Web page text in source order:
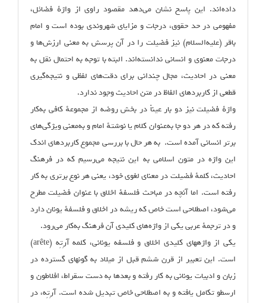
داده‌اند. این پاسخ نشان می‌دهد مقصود راوی از واژهٔ فضائل،
مفهومی در حد حقوق، درجات و مزایای شهروندی بوده است و امام
باقر (علیه‌السلام) نیز فضیلت را در آن پرسش به معنی ارزش‌ها و
درجات معنوی و انسانی ندانسته‌‌اند. البته با توجه به احتمال نقل به
معنی در احادیث، مجال چندانی برای دقت‌های لفظی و نتیجه‌گیری
قطعی از کاربردهای الفاظ در متن احادیث وجود ندارد.
واژهٔ فضیلت نیز دو بار عیناً در بخش روضه از مجموعهٔ کافی به‌کار
رفته که در هر دو جا به‌عنوان کلام یا نوشتهٔ امام و به‌معنی ویژگی‌های
برتر انسانی آمده است. به هر حال با بررسی مجموع کاربردهای اندک
این واژه در متون اسلامی به این نتیجه می‌رسیم که در فرهنگ
احادیث، کلمهٔ فضیلت در معنای لغوی خود، یعنی هر نوع برتری به کار
رفته است. اما آنچه در مباحث فلسفهٔ اخلاق با عنوان فضیلت مطرح
می‌شود، اصطلاحی است خاص که ریشه در اخلاق و فلسفهٔ یونان دارد
و در ترجمهٔ عربی یکی از واژه‌های کلیدی آن فرهنگ به‌کار می‌رود.
یکی از واژه‏های کلیدی اخلاق و فلسفه یونانی، کلمه آرِتِه (arête)
است. این تعبیر از قرن ششم قبل از میلاد به گونه‏ای گسترده در
زبان و ادبیات یونانی به کار رفته و بعدها به دست سقراط، افلاطون و
ارسطو تکامل یافته و به اصطلاحی خاص تبدیل شده است. آرِتِه، در